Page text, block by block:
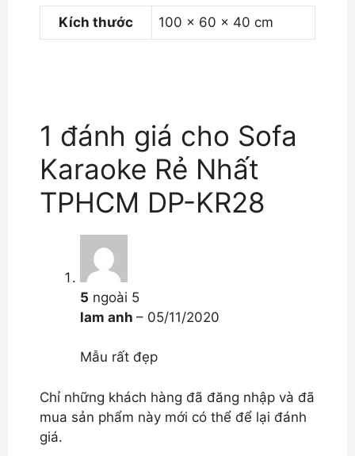
Kích thước 100 × 60 × 40 cm
1 đánh giá cho Sofa
Karaoke Rẻ Nhất
TPHCM DP-KR28
5 ngoài 5
lam anh – 05/11/2020
Mẫu rất đẹp
Chỉ những khách hàng đã đăng nhập và đã
mua sản phẩm này mới có thể để lại đánh
giá.